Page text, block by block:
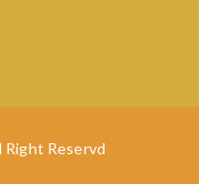
Reservd